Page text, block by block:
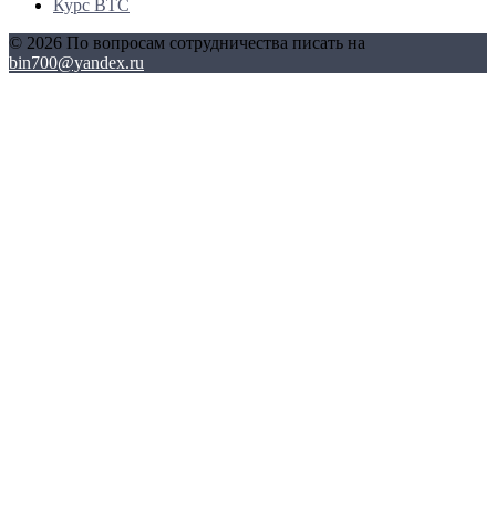
Курс BTC
© 2026 По вопросам сотрудничества писать на
bin700@yandex.ru